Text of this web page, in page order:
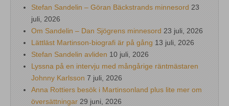
Stefan Sandelin – Göran Bäckstrands minnesord 23
juli, 2026
Om Sandelin – Dan Sjögrens minnesord 23 juli, 2026
Lättläst Martinson-biografi är på gång 13 juli, 2026
Stefan Sandelin avliden 10 juli, 2026
Lyssna på en intervju med mångårige räntmästaren
Johnny Karlsson 7 juli, 2026
Anna Rottiers besök i Martinsonland plus lite mer om
översättningar 29 juni, 2026